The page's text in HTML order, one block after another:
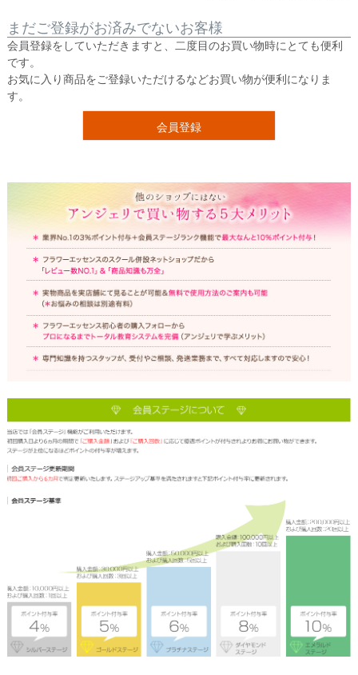
まだご登録がお済みでないお客様
会員登録をしていただきますと、二度目のお買い物時にとても便利
です。
お気に入り商品をご登録いただけるなどお買い物が便利になりま
す。
会員登録